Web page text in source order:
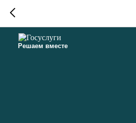
Решаем вместе